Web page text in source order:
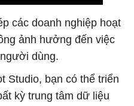
các doanh nghiệp hoạt
ảnh hưởng đến việc
dùng.
Studio, bạn có thể triển
kỳ trung tâm dữ liệu